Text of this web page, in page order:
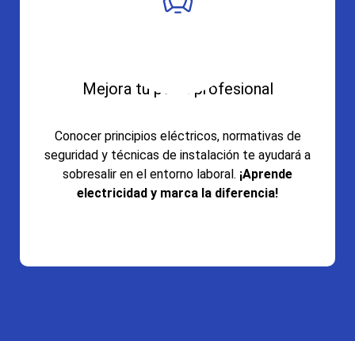
Mejora tu perfil profesional
Conocer principios eléctricos, normativas de
seguridad y técnicas de instalación te ayudará a
sobresalir en el entorno laboral. ¡Aprende
electricidad y marca la diferencia!